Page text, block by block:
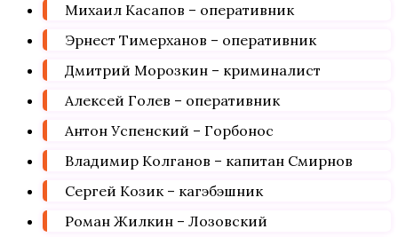
Михаил Касапов – оперативник
Эрнест Тимерханов – оперативник
Дмитрий Морозкин – криминалист
Алексей Голев – оперативник
Антон Успенский – Горбонос
Владимир Колганов – капитан Смирнов
Сергей Козик – кагэбэшник
Роман Жилкин – Лозовский